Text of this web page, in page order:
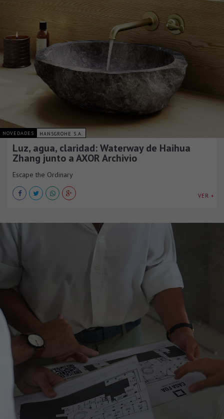
NOVEDADES HANSGROHE S.A.
Luz, agua, claridad: Waterway de Haihua
Zhang junto a AXOR Archivio
Escape the Ordinary
VER +